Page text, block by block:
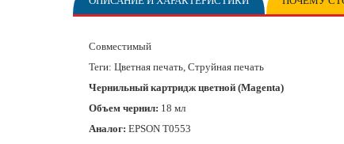
Совместимый
Теги: Цветная печать, Струйная печать
Чернильный картридж цветной (Magenta)
Объем чернил: 18 мл
Аналог: EPSON T0553